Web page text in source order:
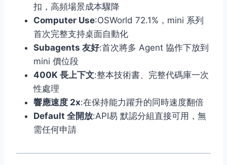
扣，高頻場景成本驟降
Computer Use:OSWorld 72.1%，mini 系列
首次完整支持桌面自動化
Subagents 友好:首次將多 Agent 協作下放到
mini 價位段
400K 長上下文:整本技術書、完整代碼庫一次
性處理
響應速度 2x:在保持能力躍升的同時速度翻倍
Default 全開放:API易 默認分組直接可用，無
需任何申請